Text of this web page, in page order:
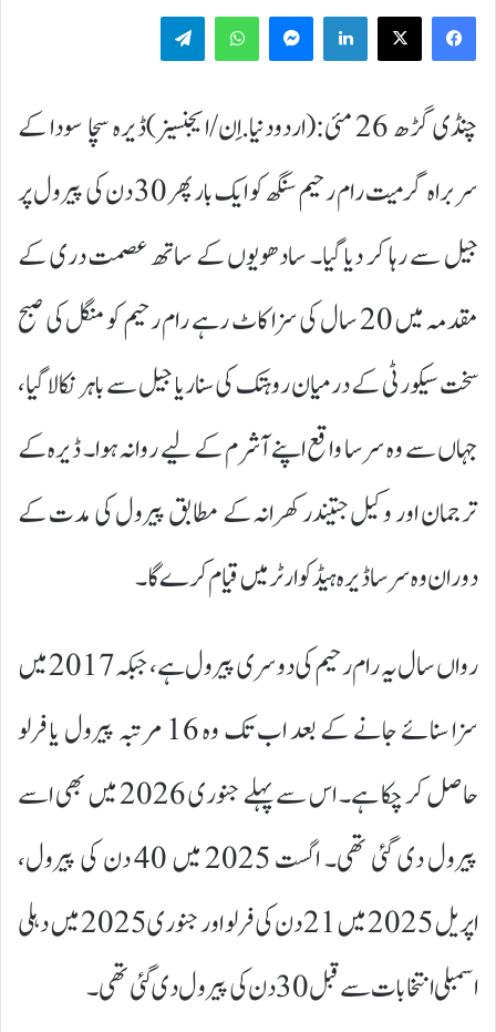
LinkedIn
WhatsApp
چنڈی گڑھ 26 مئی:(اردودنیا.اِن/ایجنسیز)ڈیرہ سچا سودا کے
سربراہ گرمیت رام رحیم سنگھ کو ایک بار پھر 30 دن کی پیرول پر
جیل سے رہا کر دیا گیا۔ سادھویوں کے ساتھ عصمت دری کے
مقدمہ میں 20 سال کی سزا کاٹ رہے رام رحیم کو منگل کی صبح
سخت سیکورٹی کے درمیان روہتک کی سناریا جیل سے باہر نکالا گیا،
جہاں سے وہ سرسا واقع اپنے آشرم کے لیے روانہ ہوا۔ ڈیرہ کے
ترجمان اور وکیل جتیندر کھرانہ کے مطابق پیرول کی مدت کے
دوران وہ سرسا ڈیرہ ہیڈکوارٹر میں قیام کرے گا۔
رواں سال یہ رام رحیم کی دوسری پیرول ہے، جبکہ 2017 میں
سزا سنائے جانے کے بعد اب تک وہ 16 مرتبہ پیرول یا فرلو
حاصل کر چکا ہے۔ اس سے پہلے جنوری 2026 میں بھی اسے
پیرول دی گئی تھی۔ اگست 2025 میں 40 دن کی پیرول،
اپریل 2025 میں 21 دن کی فرلو اور جنوری 2025 میں دہلی
اسمبلی انتخابات سے قبل 30 دن کی پیرول دی گئی تھی۔